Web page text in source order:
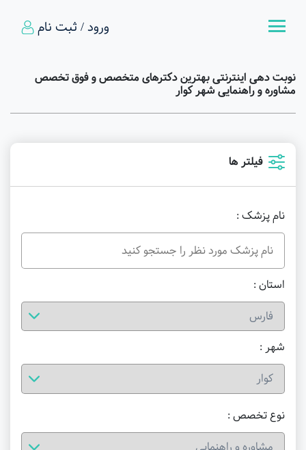
ورود / ثبت نام
نوبت دهی اینترنتی بهترین دکترهای متخصص و فوق تخصص
مشاوره و راهنمایی شهر کوار
فیلتر ها
نام پزشک :
استان :
شهر :
نوع تخصص :